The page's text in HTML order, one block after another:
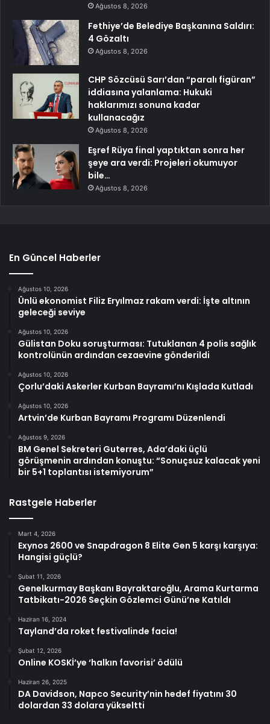
Ağustos 8, 2026
Fethiye’de Belediye Başkanına Saldırı:
4 Gözaltı
Ağustos 8, 2026
CHP Sözcüsü Sarı’dan “paralı figüran”
iddiasına yalanlama: Hukuki
haklarımızı sonuna kadar
kullanacağız
Ağustos 8, 2026
Eşref Rüya final yaptıktan sonra her
şeye ara verdi: Projeleri okumuyor
bile…
Ağustos 8, 2026
En Güncel Haberler
Ağustos 10, 2026
Ünlü ekonomist Filiz Eryılmaz rakam verdi: İşte altının
geleceği seviye
Ağustos 10, 2026
Gülistan Doku soruşturması: Tutuklanan 4 polis sağlık
kontrolünün ardından cezaevine gönderildi
Ağustos 10, 2026
Çorlu’daki Askerler Kurban Bayramı’nı Kışlada Kutladı
Ağustos 10, 2026
Artvin’de Kurban Bayramı Programı Düzenlendi
Ağustos 9, 2026
BM Genel Sekreteri Guterres, Ada’daki üçlü
görüşmenin ardından konuştu: “Sonuçsuz kalacak yeni
bir 5+1 toplantısı istemiyorum”
Rastgele Haberler
Mart 4, 2026
Exynos 2600 ve Snapdragon 8 Elite Gen 5 karşı karşıya:
Hangisi güçlü?
Şubat 11, 2026
Genelkurmay Başkanı Bayraktaroğlu, Arama Kurtarma
Tatbikatı-2026 Seçkin Gözlemci Günü’ne Katıldı
Haziran 16, 2024
Tayland’da roket festivalinde facia!
Şubat 12, 2026
Online KOSKİ’ye ‘halkın favorisi’ ödülü
Haziran 26, 2025
DA Davidson, Napco Security’nin hedef fiyatını 30
dolardan 33 dolara yükseltti